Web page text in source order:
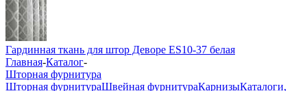
Гардинная ткань для штор Деворе ES10-37 белая
Главная-Каталог-
Шторная фурнитура
Шторная фурнитураШвейная фурнитураКарнизыКаталоги,